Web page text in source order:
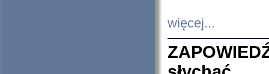
więcej...